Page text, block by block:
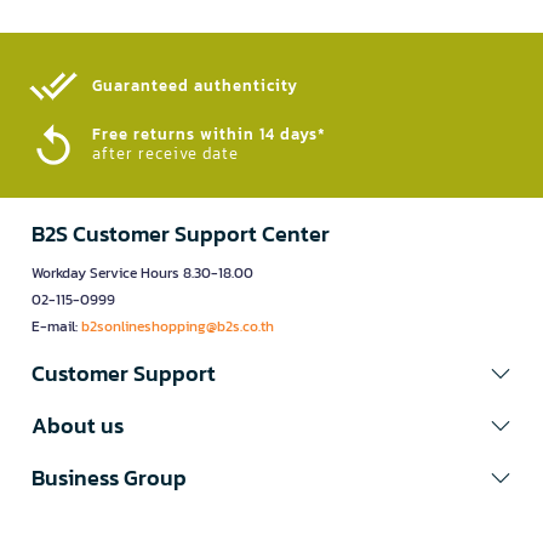
Guaranteed authenticity​
Free returns within 14 days*
after receive date
B2S Customer Support Center
Workday Service Hours 8.30-18.00
02-115-0999
E-mail:b2sonlineshopping@b2s.co.th
Customer Support
About us
Business Group